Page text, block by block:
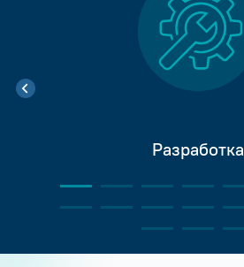
Разработка